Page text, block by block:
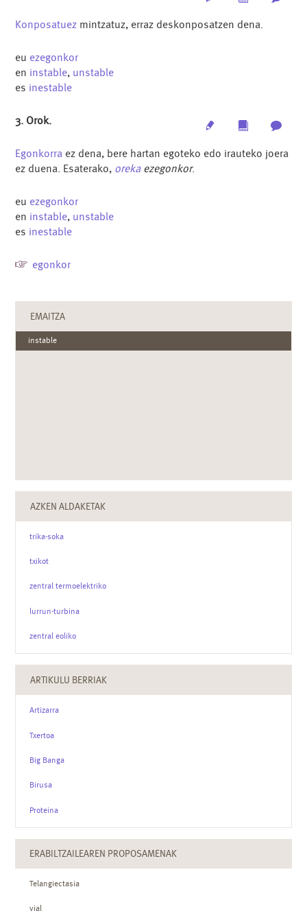
Konposatuez mintzatuz, erraz deskonposatzen dena.
eu ezegonkor
en instable, unstable
es inestable
Multimedia
3. Orok.
Egonkorra ez dena, bere hartan egoteko edo irauteko joera
ez duena. Esaterako, orekaezegonkor.
eu ezegonkor
en instable, unstable
es inestable
egonkor
EMAITZA
instable
AZKEN ALDAKETAK
trika-soka
txikot
zentral termoelektriko
lurrun-turbina
zentral eoliko
ARTIKULU BERRIAK
Artizarra
Txertoa
Big Banga
Birusa
Proteina
ERABILTZAILEAREN PROPOSAMENAK
Telangiectasia
vial